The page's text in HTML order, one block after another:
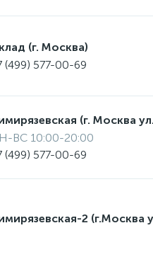
(г. Москва)
(499) 577-00-69
(г. Москва
ВС 10:00-20:00
(499) 577-00-69
2 (г.Москва